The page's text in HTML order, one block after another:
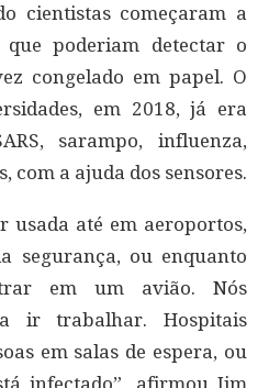
cientistas começaram a
que poderiam detectar o
congelado em papel. O
em 2018, já era
sarampo, influenza,
com a ajuda dos sensores.
usada até em aeroportos,
segurança, ou enquanto
em um avião. Nós
ir trabalhar. Hospitais
em salas de espera, ou
infectado”, afirmou Jim